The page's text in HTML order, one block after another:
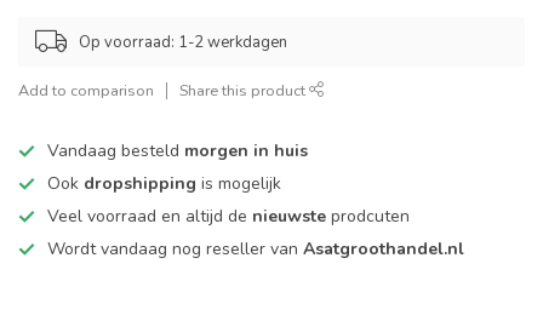
Op voorraad: 1-2 werkdagen
Add to comparison Share this product
Vandaag besteld morgen in huis
Ook dropshipping is mogelijk
Veel voorraad en altijd de nieuwste prodcuten
Wordt vandaag nog reseller van Asatgroothandel.nl